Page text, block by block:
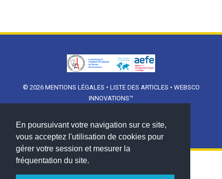
En poursuivant votre navigation sur ce site,
vous acceptez l'utilisation de cookies pour
gérer votre session et mesurer la
fréquentation du site.
© 2026 MENTIONS LÉGALES • LISTE DES ARTICLES • WEBSCO
INNOVATIONS™